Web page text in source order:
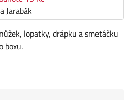
Jarabák
lopatky, drápku a smetáčku
boxu.